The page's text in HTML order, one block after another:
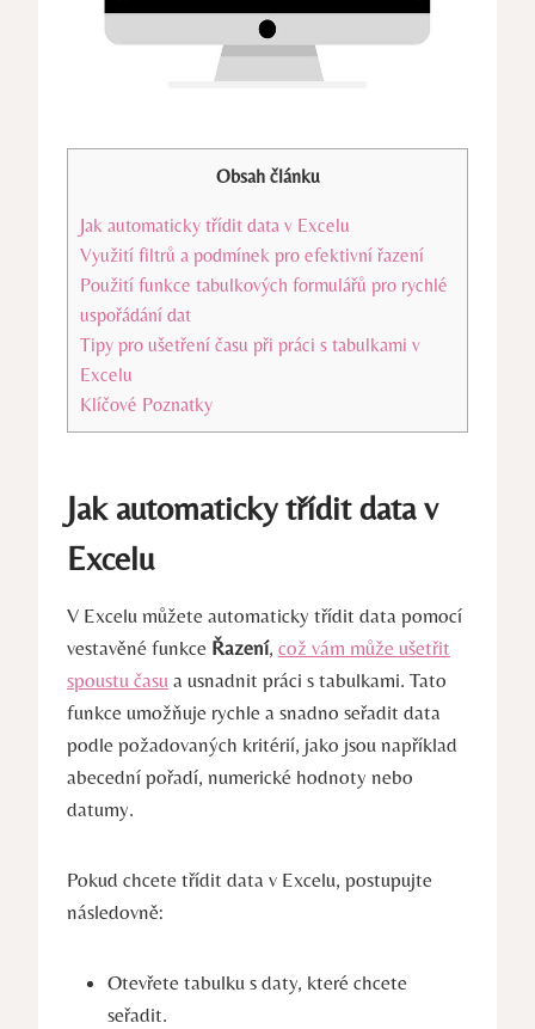
Obsah článku
Jak automaticky třídit data v Excelu
Využití filtrů a podmínek pro efektivní řazení
Použití funkce tabulkových formulářů pro rychlé
uspořádání dat
Tipy pro ušetření času při práci s tabulkami v
Excelu
Klíčové Poznatky
Jak automaticky třídit data v
Excelu
V Excelu můžete automaticky třídit data pomocí
vestavěné funkce Řazení, což vám může ušetřit
spoustu času a usnadnit práci s tabulkami. Tato
funkce umožňuje rychle a snadno seřadit data
podle požadovaných kritérií, jako jsou například
abecední pořadí, numerické hodnoty nebo
datumy.
Pokud chcete třídit data v Excelu, postupujte
následovně:
Otevřete tabulku s daty, které chcete
seřadit.